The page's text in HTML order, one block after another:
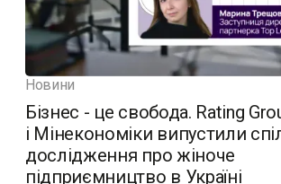
Новини
Бізнес - це свобода. Rating
і Мінекономіки випустили
дослідження про жіноче
підприємництво в Україні